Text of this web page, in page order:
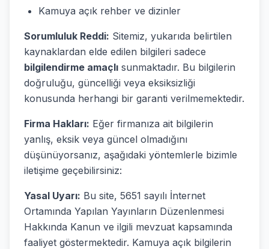
Kamuya açık rehber ve dizinler
Sorumluluk Reddi: Sitemiz, yukarıda belirtilen
kaynaklardan elde edilen bilgileri sadece
bilgilendirme amaçlı sunmaktadır. Bu bilgilerin
doğruluğu, güncelliği veya eksiksizliği
konusunda herhangi bir garanti verilmemektedir.
Firma Hakları: Eğer firmanıza ait bilgilerin
yanlış, eksik veya güncel olmadığını
düşünüyorsanız, aşağıdaki yöntemlerle bizimle
iletişime geçebilirsiniz:
Yasal Uyarı: Bu site, 5651 sayılı İnternet
Ortamında Yapılan Yayınların Düzenlenmesi
Hakkında Kanun ve ilgili mevzuat kapsamında
faaliyet göstermektedir. Kamuya açık bilgilerin